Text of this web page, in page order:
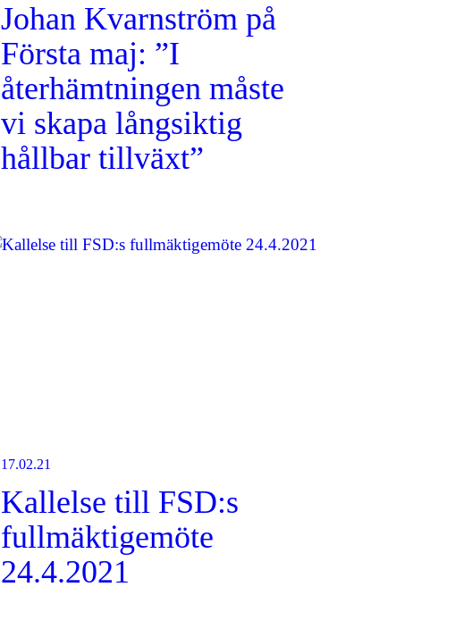
Johan Kvarnström på
Första maj: ”I
återhämtningen måste
vi skapa långsiktig
hållbar tillväxt”
17.02.21
Kallelse till FSD:s
fullmäktigemöte
24.4.2021